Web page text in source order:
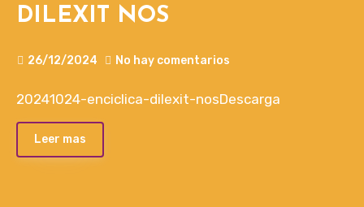
DILEXIT NOS
26/12/2024 No hay comentarios
20241024-enciclica-dilexit-nosDescarga
Leer mas